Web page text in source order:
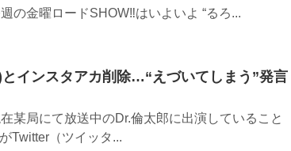
の金曜ロードSHOW‼︎はいよいよ “るろ...
インスタアカ削除…“えづいてしまう”発言
某局にて放送中のDr.倫太郎に出演していること
Twitter（ツイッタ...